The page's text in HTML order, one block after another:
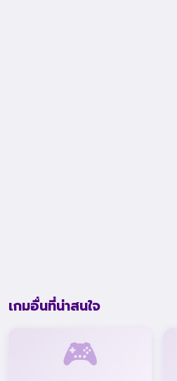
เกมอื่นที่น่าสนใจ
🎮